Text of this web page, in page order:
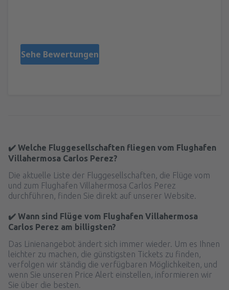
Sehe Bewertungen
✔️ Welche Fluggesellschaften fliegen vom Flughafen
Villahermosa Carlos Perez?
Die aktuelle Liste der Fluggesellschaften, die Flüge vom
und zum Flughafen Villahermosa Carlos Perez
durchführen, finden Sie direkt auf unserer Website.
✔️ Wann sind Flüge vom Flughafen Villahermosa
Carlos Perez am billigsten?
Das Linienangebot ändert sich immer wieder. Um es Ihnen
leichter zu machen, die günstigsten Tickets zu finden,
verfolgen wir ständig die verfügbaren Möglichkeiten, und
wenn Sie unseren Price Alert einstellen, informieren wir
Sie über die besten.